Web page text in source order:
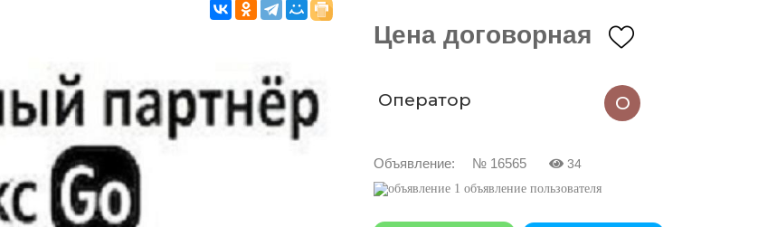
Цена договорная
Оператор О
Объявление: № 16565 34
1 объявление пользователя